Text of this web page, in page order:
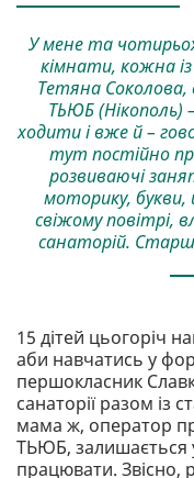
У мене та
кімнати, кожна
Тетяна Соколова,
ТЬЮБ
ходити і вже й –
тут постійно
розвиваючі
моторику,
свіжому повітрі,
санаторій.
15 дітей цьогоріч
аби навчатись у
першокласник
санаторії разом із
мама ж, оператор
ТЬЮБ, залишається
працювати. Звісно,